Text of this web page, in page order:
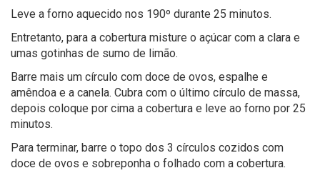
Leve a forno aquecido nos 190º durante 25 minutos.
Entretanto, para a cobertura misture o açúcar com a clara e
umas gotinhas de sumo de limão.
Barre mais um círculo com doce de ovos, espalhe e
amêndoa e a canela. Cubra com o último círculo de massa,
depois coloque por cima a cobertura e leve ao forno por 25
minutos.
Para terminar, barre o topo dos 3 círculos cozidos com
doce de ovos e sobreponha o folhado com a cobertura.